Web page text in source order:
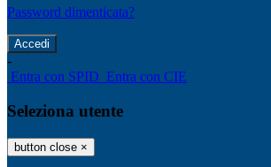
Password dimenticata?
-
Entra con SPID Entra con CIE
Seleziona utente
button close ×